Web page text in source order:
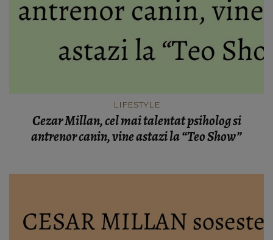
LIFESTYLE
Cezar Millan, cel mai talentat psiholog si
antrenor canin, vine astazi la “Teo Show”